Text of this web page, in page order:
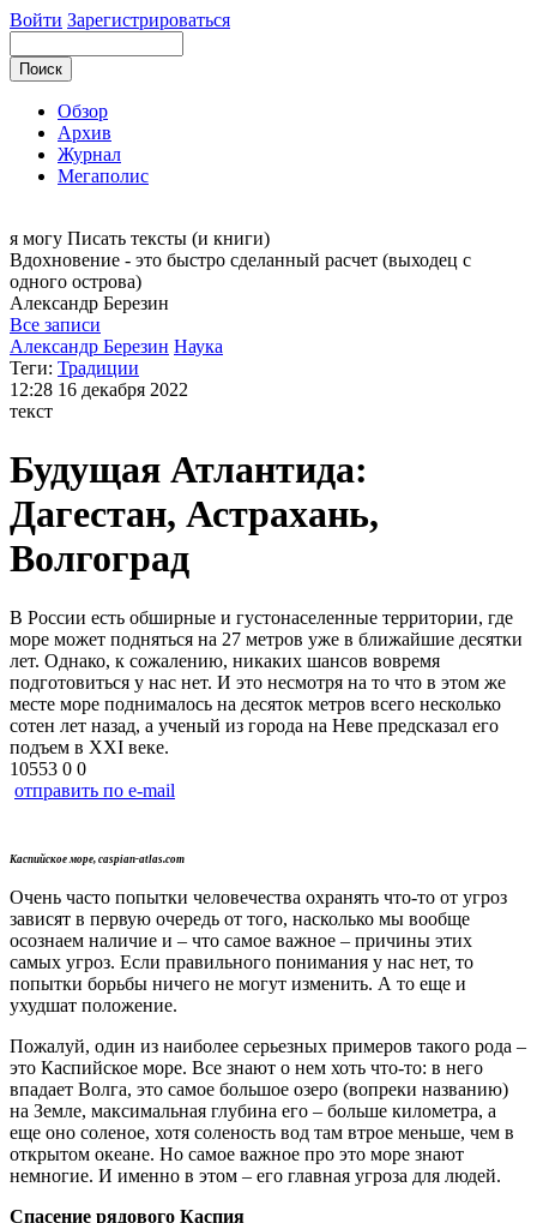
Войти Зарегистрироваться
Обзор
Архив
Журнал
Мегаполис
я могу Писать тексты (и книги)
Вдохновение - это быстро сделанный расчет (выходец с
одного острова)
Александр Березин
Все записи
Александр Березин Наука
Теги: Традиции
12:28 16 декабря 2022
текст
Будущая Атлантида:
Дагестан, Астрахань,
Волгоград
В России есть обширные и густонаселенные территории, где
море может подняться на 27 метров уже в ближайшие десятки
лет. Однако, к сожалению, никаких шансов вовремя
подготовиться у нас нет. И это несмотря на то что в этом же
месте море поднималось на десяток метров всего несколько
сотен лет назад, а ученый из города на Неве предсказал его
подъем в XXI веке.
10553 0 0
отправить по e-mail
Каспийское море, caspian-atlas.com
Очень часто попытки человечества охранять что-то от угроз
зависят в первую очередь от того, насколько мы вообще
осознаем наличие и – что самое важное – причины этих
самых угроз. Если правильного понимания у нас нет, то
попытки борьбы ничего не могут изменить. А то еще и
ухудшат положение.
Пожалуй, один из наиболее серьезных примеров такого рода –
это Каспийское море. Все знают о нем хоть что-то: в него
впадает Волга, это самое большое озеро (вопреки названию)
на Земле, максимальная глубина его – больше километра, а
еще оно соленое, хотя соленость вод там втрое меньше, чем в
открытом океане. Но самое важное про это море знают
немногие. И именно в этом – его главная угроза для людей.
Спасение рядового Каспия